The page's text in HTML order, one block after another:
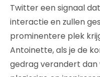
Twitter een signaal
interactie en zullen
prominentere plek
Antoinette, als je de
gedrag verandert dan